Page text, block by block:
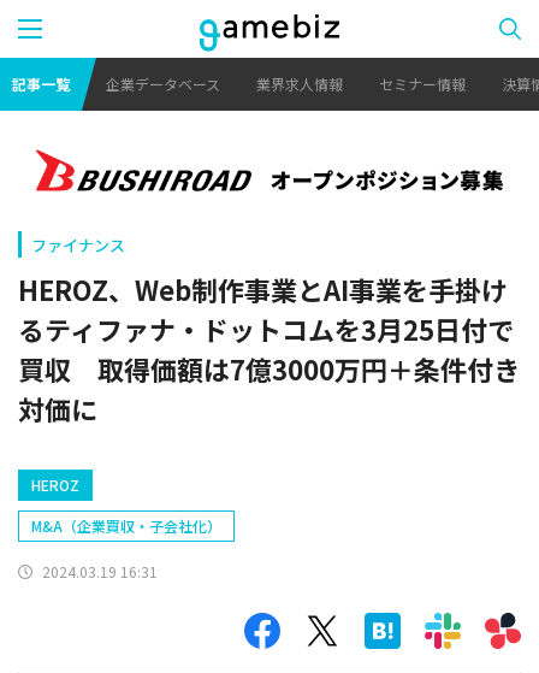
記事一覧 企業データベース 業界求人情報 セミナー情報 決算
ファイナンス
HEROZ、Web制作事業とAI事業を手掛け
るティファナ・ドットコムを3月25日付で
買収 取得価額は7億3000万円＋条件付き
対価に
HEROZ
M&A（企業買収・子会社化）
2024.03.19 16:31